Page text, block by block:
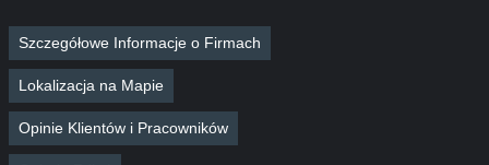
Szczegółowe Informacje o Firmach
Lokalizacja na Mapie
Opinie Klientów i Pracowników